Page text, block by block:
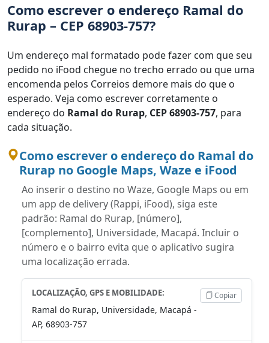
Como escrever o endereço Ramal do
Rurap – CEP 68903-757?
Um endereço mal formatado pode fazer com que seu
pedido no iFood chegue no trecho errado ou que uma
encomenda pelos Correios demore mais do que o
esperado. Veja como escrever corretamente o
endereço do Ramal do Rurap, CEP 68903-757, para
cada situação.
Como escrever o endereço do Ramal do
Rurap no Google Maps, Waze e iFood
Ao inserir o destino no Waze, Google Maps ou em
um app de delivery (Rappi, iFood), siga este
padrão: Ramal do Rurap, [número],
[complemento], Universidade, Macapá. Incluir o
número e o bairro evita que o aplicativo sugira
uma localização errada.
LOCALIZAÇÃO, GPS E MOBILIDADE:
Ramal do Rurap, Universidade, Macapá -
AP, 68903-757
Copiar